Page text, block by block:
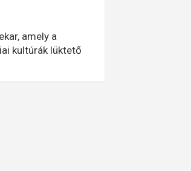
amely a
kultúrák lüktető